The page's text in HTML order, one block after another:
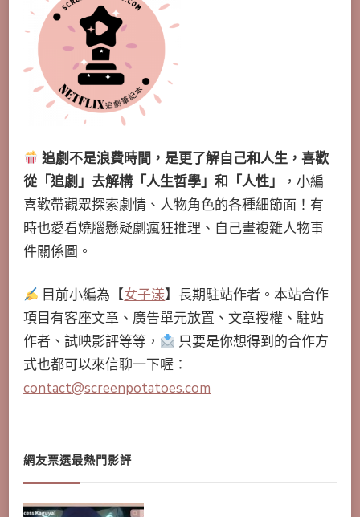
追劇不是浪費時間，是更了解自己和人生，喜歡
從「追劇」去解構「人生哲學」和「人性」
，小編
喜歡帶觀眾探索劇情、人物角色的各種細節面！有
時也愛看燒腦懸疑劇瘋狂推理、自己畫複雜人物事
件關係圖。
目前小編為【女子漾】長期駐站作者。本站合作
項目有客座文章、廣告單元放置、文章授權、駐站
作者、試映影評等等，
只要是你想得到的合作方
式也都可以來信聊一下喔：
contact@screenpotatoes.com
網友票選最熱門影評